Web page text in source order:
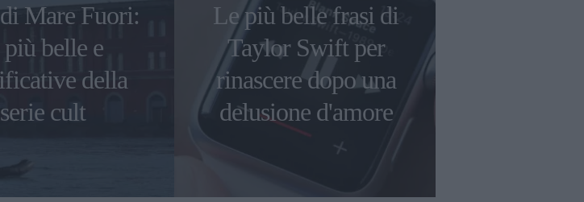
Mare Fuori:
più belle e
della
serie cult
Le più belle frasi di
Taylor Swift per
rinascere dopo una
delusione d'amore